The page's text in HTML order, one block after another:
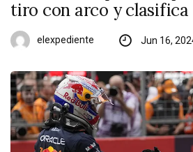
tiro con arco y clasifica
elexpediente Jun 16,